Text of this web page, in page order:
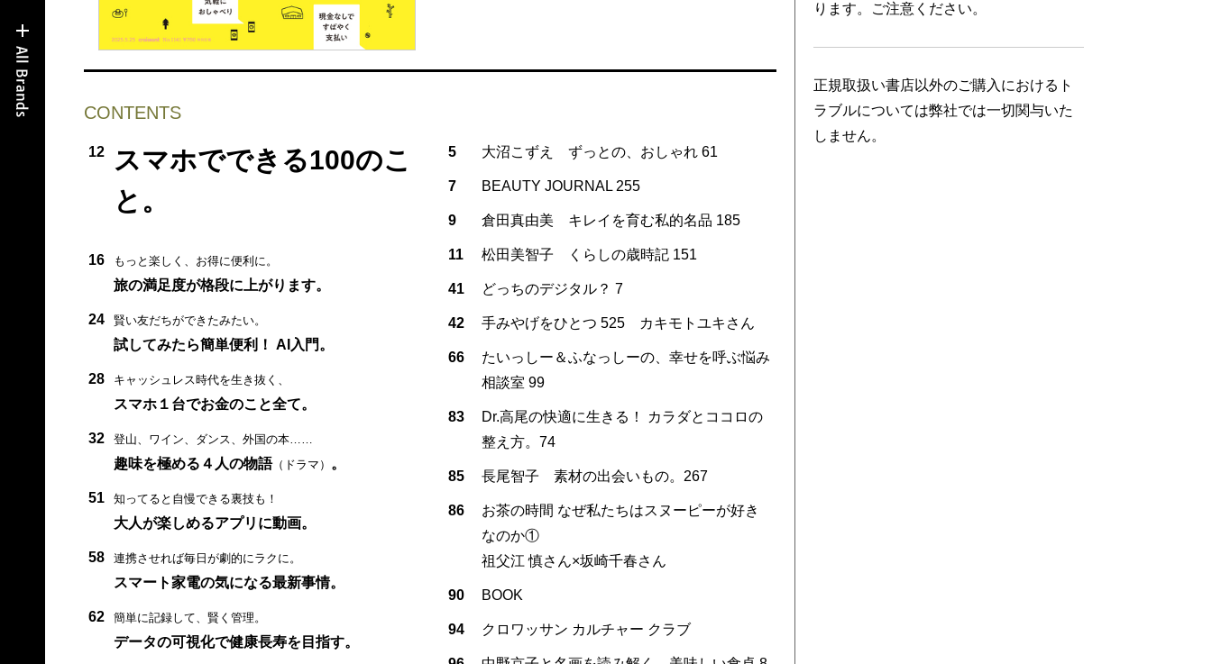
CONTENTS
12
スマホでできる100のこ
と。
16 もっと楽しく、お得に便利に。
旅の満足度が格段に上がります。
24 賢い友だちができたみたい。
試してみたら簡単便利！ AI入門。
28 キャッシュレス時代を生き抜く、
スマホ１台でお金のこと全て。
32 登山、ワイン、ダンス、外国の本……
趣味を極める４人の物語（ドラマ） 。
51 知ってると自慢できる裏技も！
大人が楽しめるアプリに動画。
58 連携させれば毎日が劇的にラクに。
スマート家電の気になる最新事情。
62 簡単に記録して、賢く管理。
データの可視化で健康長寿を目指す。
5 大沼こずえ ずっとの、おしゃれ 61
7 BEAUTY JOURNAL 255
9 倉田真由美 キレイを育む私的名品 185
11 松田美智子 くらしの歳時記 151
41 どっちのデジタル？ 7
42 手みやげをひとつ 525 カキモトユキさん
66
たいっしー＆ふなっしーの、幸せを呼ぶ悩み
相談室 99
83
Dr.高尾の快適に生きる！ カラダとココロの
整え方。74
85 長尾智子 素材の出会いもの。267
86
お茶の時間 なぜ私たちはスヌーピーが好き
なのか①
祖父江 慎さん×坂崎千春さん
90 BOOK
94 クロワッサン カルチャー クラブ
ります。ご注意ください。
正規取扱い書店以外のご購入におけるト
ラブルについては弊社では一切関与いた
しません。